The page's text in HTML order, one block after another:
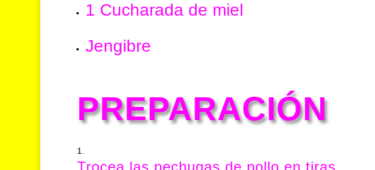
1 Cucharada de miel
Jengibre
PREPARACIÓN
Trocea las pechugas de pollo en tiras.